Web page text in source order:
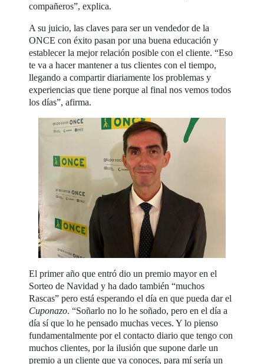
compañeros”, explica.
A su juicio, las claves para ser un vendedor de la
ONCE con éxito pasan por una buena educación y
establecer la mejor relación posible con el cliente. “Eso
te va a hacer mantener a tus clientes con el tiempo,
llegando a compartir diariamente los problemas y
experiencias que tiene porque al final nos vemos todos
los días”, afirma.
El primer año que entró dio un premio mayor en el
Sorteo de Navidad y ha dado también “muchos
Rascas” pero está esperando el día en que pueda dar el
Cuponazo. “Soñarlo no lo he soñado, pero en el día a
día sí que lo he pensado muchas veces. Y lo pienso
fundamentalmente por el contacto diario que tengo con
muchos clientes, por la ilusión que supone darle un
premio a un cliente que ya conoces, para mí sería un